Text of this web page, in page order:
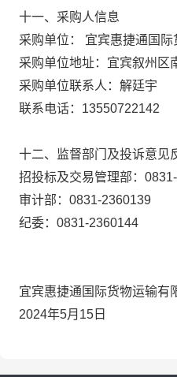
十一、采购人信息
采购单位： 宜宾惠捷通国际
采购单位地址：宜宾叙州区
采购单位联系人：解廷宇
联系电话：13550722142
十二、监督部门及投诉意见
招投标及交易管理部：
审计部：0831-2360139
纪委：0831-2360144
宜宾惠捷通国际货物运输有
2024年5月15日